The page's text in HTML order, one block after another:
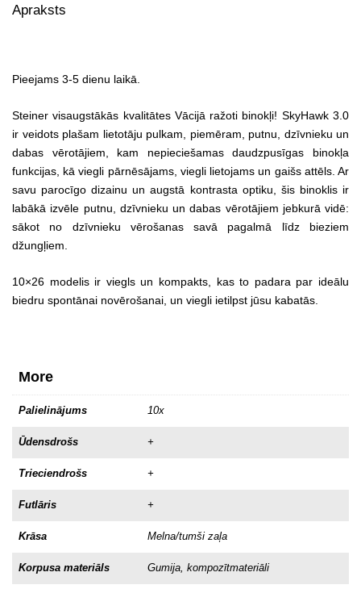
Apraksts
Pieejams 3-5 dienu laikā.
Steiner visaugstākās kvalitātes Vācijā ražoti binokļi! SkyHawk 3.0
ir veidots plašam lietotāju pulkam, piemēram, putnu, dzīvnieku un
dabas vērotājiem, kam nepieciešamas daudzpusīgas binokļa
funkcijas, kā viegli pārnēsājams, viegli lietojams un gaišs attēls. Ar
savu parocīgo dizainu un augstā kontrasta optiku, šis binoklis ir
labākā izvēle putnu, dzīvnieku un dabas vērotājiem jebkurā vidē:
sākot no dzīvnieku vērošanas savā pagalmā līdz bieziem
džungļiem.
10×26 modelis ir viegls un kompakts, kas to padara par ideālu
biedru spontānai novērošanai, un viegli ietilpst jūsu kabatās.
More
Palielinājums 10x
Ūdensdrošs +
Trieciendrošs +
Futlāris +
Krāsa Melna/tumši zaļa
Korpusa materiāls Gumija, kompozītmateriāli